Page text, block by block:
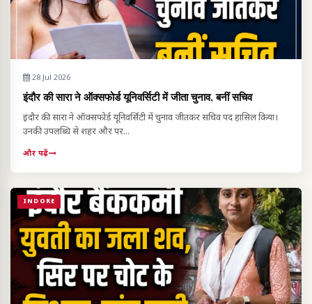
28 Jul 2026
इंदौर की सारा ने ऑक्सफोर्ड यूनिवर्सिटी में जीता चुनाव, बनीं सचिव
इंदौर की सारा ने ऑक्सफोर्ड यूनिवर्सिटी में चुनाव जीतकर सचिव पद हासिल किया।
उनकी उपलब्धि से शहर और पर...
और पढ़ें
INDORE